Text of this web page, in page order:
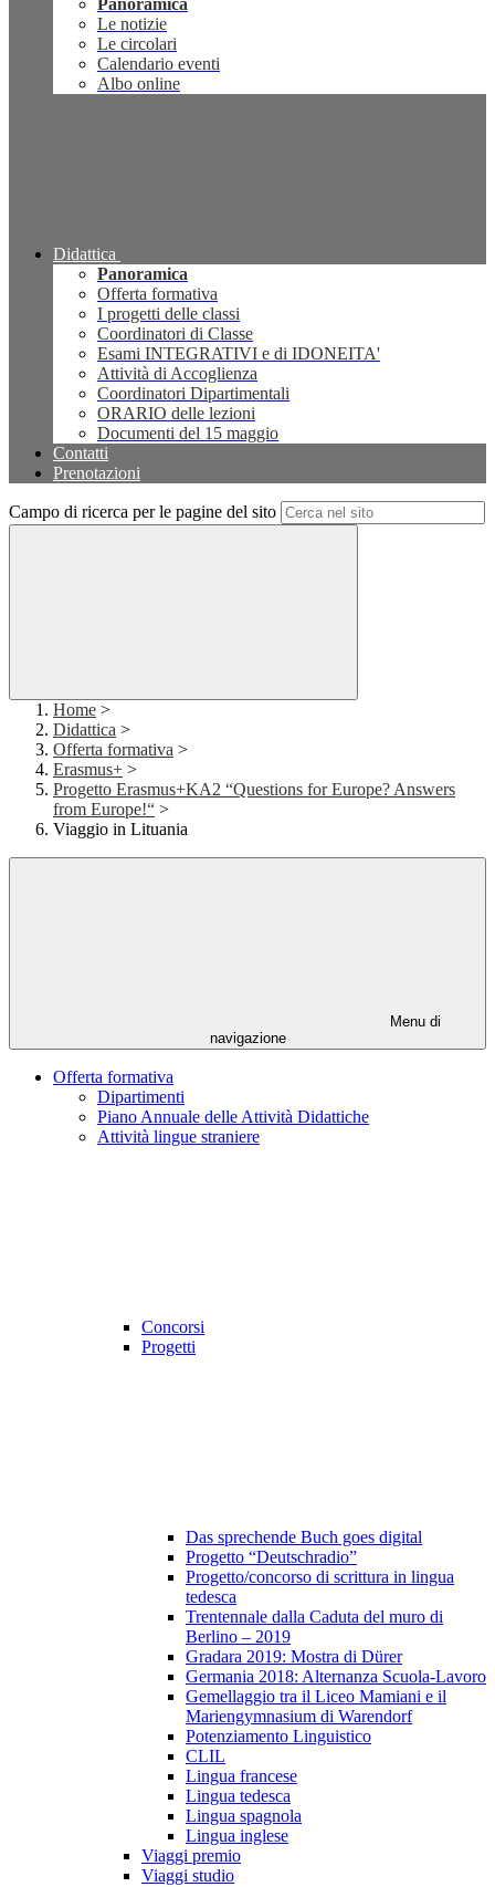
Panoramica
Le notizie
Le circolari
Calendario eventi
Albo online
Didattica
Panoramica
Offerta formativa
I progetti delle classi
Coordinatori di Classe
Esami INTEGRATIVI e di IDONEITA'
Attività di Accoglienza
Coordinatori Dipartimentali
ORARIO delle lezioni
Documenti del 15 maggio
Contatti
Prenotazioni
Campo di ricerca per le pagine del sito
Home >
Didattica >
Offerta formativa >
Erasmus+ >
Progetto Erasmus+KA2 “Questions for Europe? Answers
from Europe!“ >
Viaggio in Lituania
Menu di
navigazione
Offerta formativa
Dipartimenti
Piano Annuale delle Attività Didattiche
Attività lingue straniere
Concorsi
Progetti
Das sprechende Buch goes digital
Progetto “Deutschradio”
Progetto/concorso di scrittura in lingua
tedesca
Trentennale dalla Caduta del muro di
Berlino – 2019
Gradara 2019: Mostra di Dürer
Germania 2018: Alternanza Scuola-Lavoro
Gemellaggio tra il Liceo Mamiani e il
Mariengymnasium di Warendorf
Potenziamento Linguistico
CLIL
Lingua francese
Lingua tedesca
Lingua spagnola
Lingua inglese
Viaggi premio
Viaggi studio